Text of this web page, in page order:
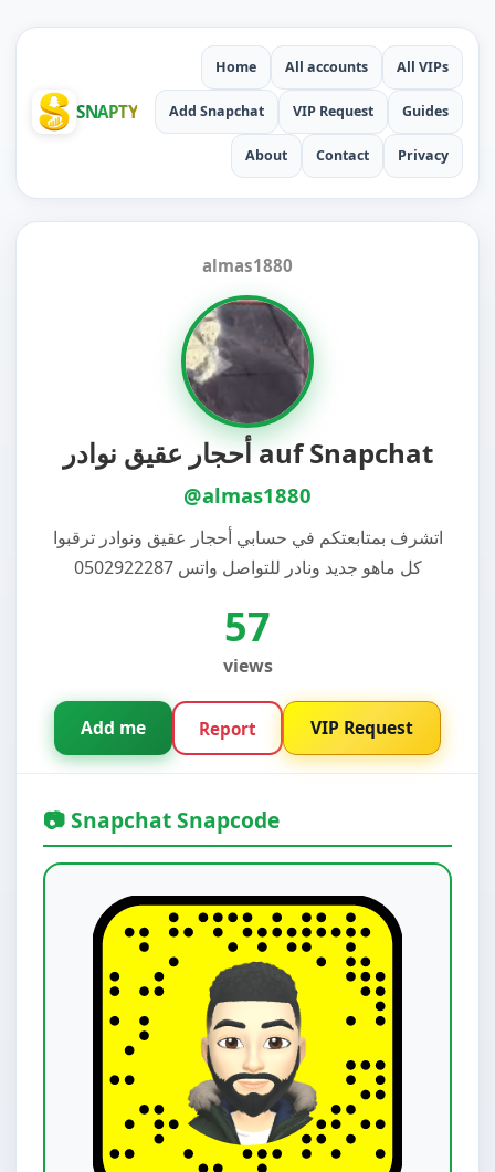
SNAPTY
Home All accounts All VIPs
Add Snapchat VIP Request Guides
About Contact Privacy
almas1880
أحجار عقيق نوادر auf Snapchat
@almas1880
اتشرف بمتابعتكم في حسابي أحجار عقيق ونوادر ترقبوا
كل ماهو جديد ونادر للتواصل واتس 0502922287
57
views
Add me Report VIP Request
📷 Snapchat Snapcode